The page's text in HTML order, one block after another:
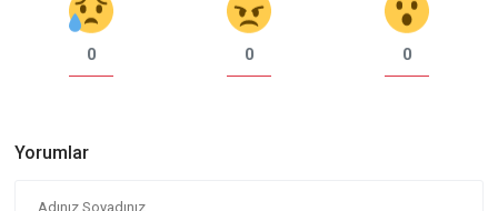
0 0 0
Yorumlar